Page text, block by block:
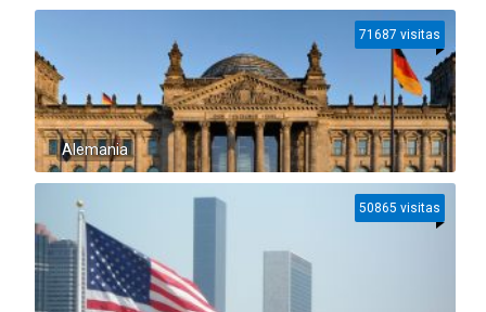
Alemania
71687 visitas
50865 visitas